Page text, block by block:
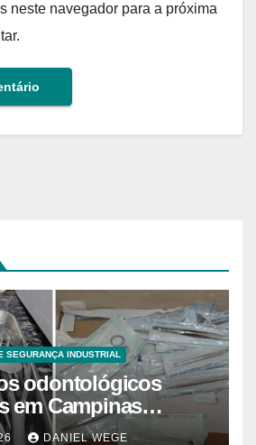
neste navegador para a próxima
SEGURANÇA INDUSTRIAL
odontológicos
em Campinas
DANIEL WEGE